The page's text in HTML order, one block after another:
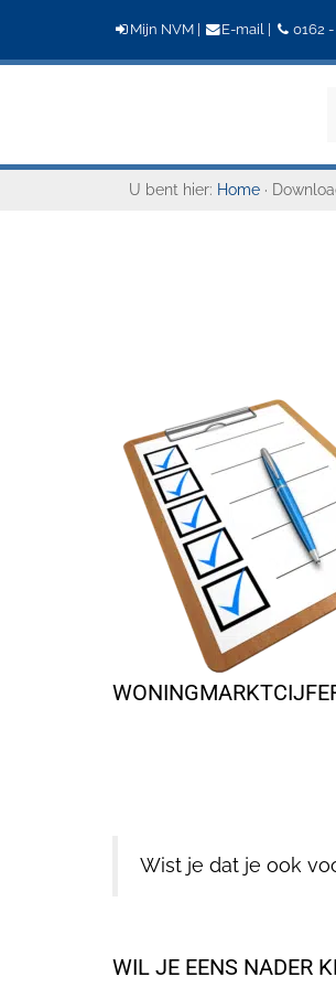
Mijn NVM E-mail 0162
U bent hier: Home ·
Wist je dat je ook
WIL JE EENS NADER